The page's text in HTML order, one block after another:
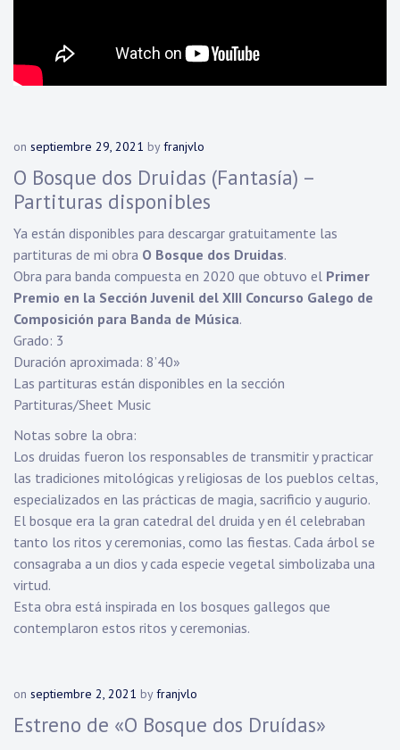
on septiembre 29, 2021 byfranjvlo
O Bosque dos Druidas (Fantasía) –
Partituras disponibles
Ya están disponibles para descargar gratuitamente las
partituras de mi obra O Bosque dos Druidas.
Obra para banda compuesta en 2020 que obtuvo el Primer
Premio en la Sección Juvenil del XIII Concurso Galego de
Composición para Banda de Música.
Grado: 3
Duración aproximada: 8’40»
Las partituras están disponibles en la sección
Partituras/Sheet Music
Notas sobre la obra:
Los druidas fueron los responsables de transmitir y practicar
las tradiciones mitológicas y religiosas de los pueblos celtas,
especializados en las prácticas de magia, sacrificio y augurio.
El bosque era la gran catedral del druida y en él celebraban
tanto los ritos y ceremonias, como las fiestas. Cada árbol se
consagraba a un dios y cada especie vegetal simbolizaba una
virtud.
Esta obra está inspirada en los bosques gallegos que
contemplaron estos ritos y ceremonias.
on septiembre 2, 2021 byfranjvlo
Estreno de «O Bosque dos Druídas»